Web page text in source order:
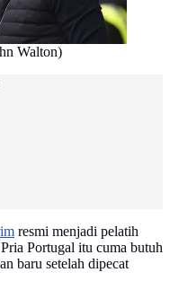
Walton)
resmi menjadi pelatih
Portugal itu cuma butuh
baru setelah dipecat